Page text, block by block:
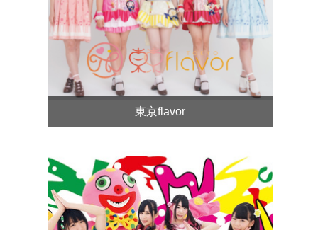
東京flavor